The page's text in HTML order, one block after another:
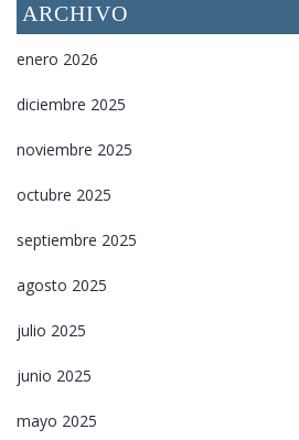
ARCHIVO
enero 2026
diciembre 2025
noviembre 2025
octubre 2025
septiembre 2025
agosto 2025
julio 2025
junio 2025
mayo 2025